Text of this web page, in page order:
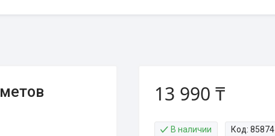
13 990 ₸
В наличии Код: 85874